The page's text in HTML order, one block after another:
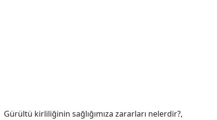
Gürültü kirliliğinin sağlığımıza zararları nelerdir?,